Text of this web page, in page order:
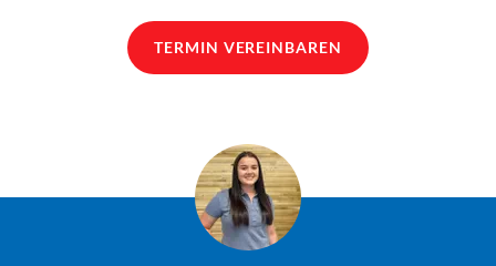
TERMIN VEREINBAREN